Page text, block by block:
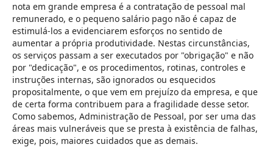
nota em grande empresa é a contratação de pessoal mal
remunerado, e o pequeno salário pago não é capaz de
estimulá-los a evidenciarem esforços no sentido de
aumentar a própria produtividade. Nestas circunstâncias,
os serviços passam a ser executados por "obrigação" e não
por "dedicação", e os procedimentos, rotinas, controles e
instruções internas, são ignorados ou esquecidos
propositalmente, o que vem em prejuízo da empresa, e que
de certa forma contribuem para a fragilidade desse setor.
Como sabemos, Administração de Pessoal, por ser uma das
áreas mais vulneráveis que se presta à existência de falhas,
exige, pois, maiores cuidados que as demais.